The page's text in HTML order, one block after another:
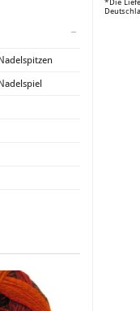
*Die